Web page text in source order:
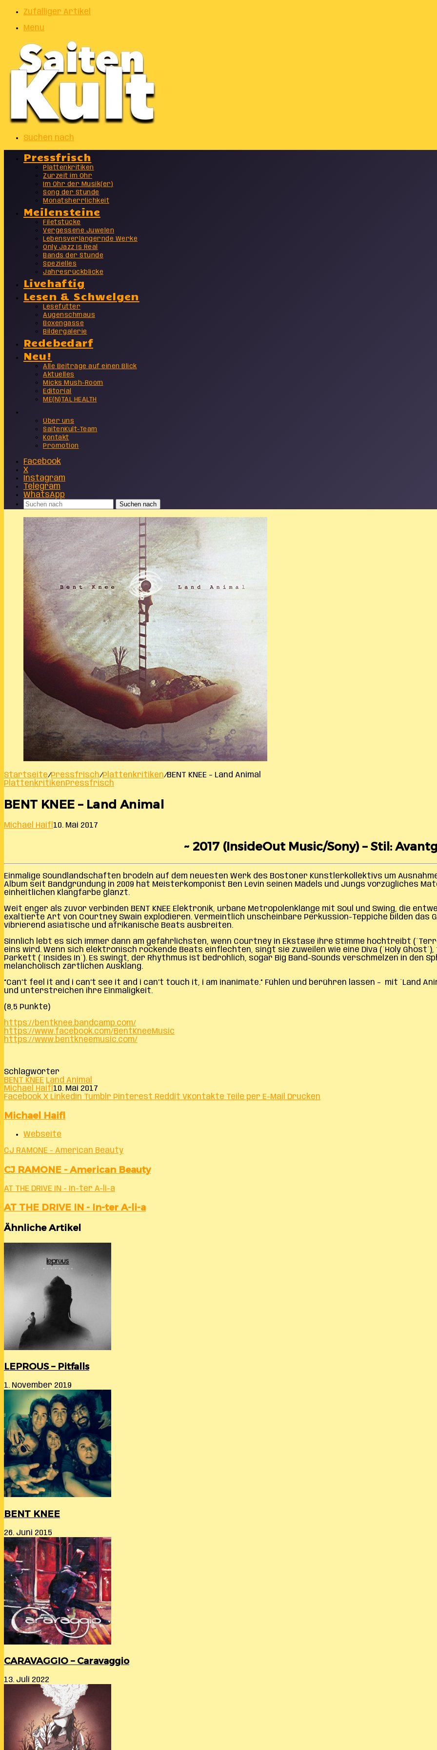
Zufälliger Artikel
Menu
Suchen nach
Pressfrisch
Plattenkritiken
Zurzeit im Ohr
Im Ohr der Musik(er)
Song der Stunde
Monatsherrlichkeit
Meilensteine
Filetstücke
Vergessene Juwelen
Lebensverlängernde Werke
Only Jazz Is Real
Bands der Stunde
Spezielles
Jahresrückblicke
Livehaftig
Lesen & Schwelgen
Lesefutter
Augenschmaus
Boxengasse
Bildergalerie
Redebedarf
Neu!
Alle Beiträge auf einen Blick
Aktuelles
Micks Mush-Room
Editorial
ME(N)TAL HEALTH
Über uns
SaitenKult-Team
Kontakt
Promotion
Facebook
X
Instagram
Telegram
WhatsApp
Suchen nach
Startseite/Pressfrisch/Plattenkritiken/BENT KNEE – Land Animal
PlattenkritikenPressfrisch
BENT KNEE – Land Animal
Michael Haifl 10. Mai 2017
~ 2017 (InsideOut Music/Sony) – Stil:
Einmalige Soundlandschaften brodeln auf dem neuesten Werk des Bostoner Künstlerkollektivs um
Album seit Bandgründung in 2009 hat Meisterkomponist Ben Levin seinen Mädels und Jungs vorzügliches
einheitlichen Klangfarbe glänzt.
Weit enger als zuvor verbinden BENT KNEE Elektronik, urbane Metropolenklänge mit Soul und Swing, die
exaltierte Art von Courtney Swain explodieren. Vermeintlich unscheinbare Perkussion-Teppiche bilden das
vibrierend asiatische und afrikanische Beats ausbreiten.
Sinnlich lebt es sich immer dann am gefährlichsten, wenn Courtney in Ekstase ihre Stimme hochtreibt
eins wird. Wenn sich elektronisch rockende Beats einflechten, singt sie zuweilen wie eine Diva (´Holy
Parkett (´Insides In´). Es swingt, der Rhythmus ist bedrohlich, sogar Big Band-Sounds verschmelzen in den
melancholisch zärtlichen Ausklang.
“Can’t feel it and i can’t see it and i can’t touch it, i am inanimate.” Fühlen und berühren lassen – mit ´Land
und unterstreichen ihre Einmaligkeit.
(8,5 Punkte)
https://bentknee.bandcamp.com/
https://www.facebook.com/BentKneeMusic
https://www.bentkneemusic.com/
Schlagwörter
BENT KNEE Land Animal
Michael Haifl 10. Mai 2017
Facebook X LinkedIn Tumblr Pinterest Reddit VKontakte Teile per E-Mail Drucken
Michael Haifl
Webseite
CJ RAMONE - American Beauty
CJ RAMONE - American Beauty
AT THE DRIVE IN - In-ter A-li-a
AT THE DRIVE IN - In-ter A-li-a
Ähnliche Artikel
LEPROUS – Pitfalls
1. November 2019
BENT KNEE
26. Juni 2015
CARAVAGGIO – Caravaggio
13. Juli 2022